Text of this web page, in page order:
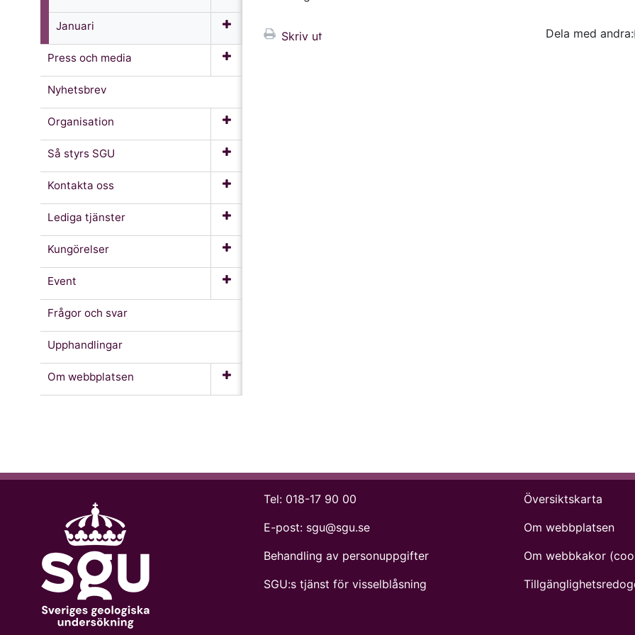
Januari
Press och media
Nyhetsbrev
Organisation
Så styrs SGU
Kontakta oss
Lediga tjänster
Kungörelser
Event
Frågor och svar
Upphandlingar
Om webb­platsen
Skriv ut Dela med andra:
Tel: 018-17 90 00
E-post: sgu@sgu.se
Behandling av personuppgifter
SGU:s tjänst för visselblåsning
Översiktskarta
Om webbplatsen
Om webbkakor